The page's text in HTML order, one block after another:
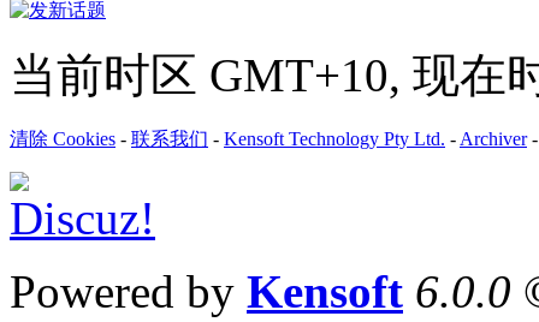
当前时区 GMT+10, 现在
清除 Cookies - 联系我们 - Kensoft Technology Pty Ltd. - Archiver
Powered by Kensoft 6.0.0